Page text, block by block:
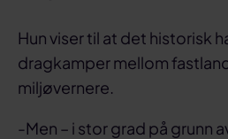
Hun viser til at det historisk
dragkamper mellom
miljøvernere.
-Men – i stor grad på grunn